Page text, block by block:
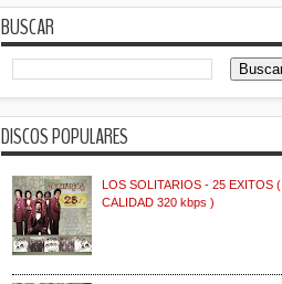
BUSCAR
DISCOS POPULARES
LOS SOLITARIOS - 25 EXITOS (
CALIDAD 320 kbps )